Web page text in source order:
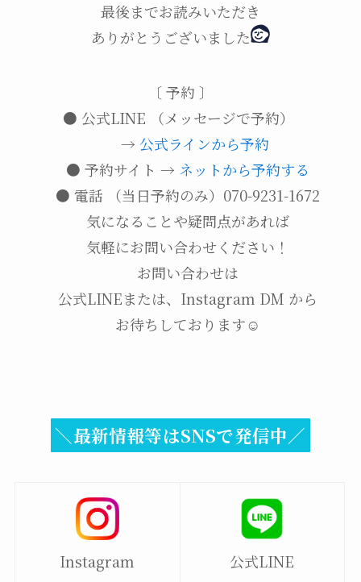
最後までお読みいただき
ありがとうございました
〔 予約 〕
● 公式LINE （メッセージで予約）
→ 公式ラインから予約
● 予約サイト → ネットから予約する
● 電話 （当日予約のみ）070-9231-1672
気になることや疑問点があれば
気軽にお問い合わせください！
お問い合わせは
公式LINEまたは、Instagram DM から
お待ちしております☺
＼最新情報等はSNSで発信中／
Instagram 公式LINE